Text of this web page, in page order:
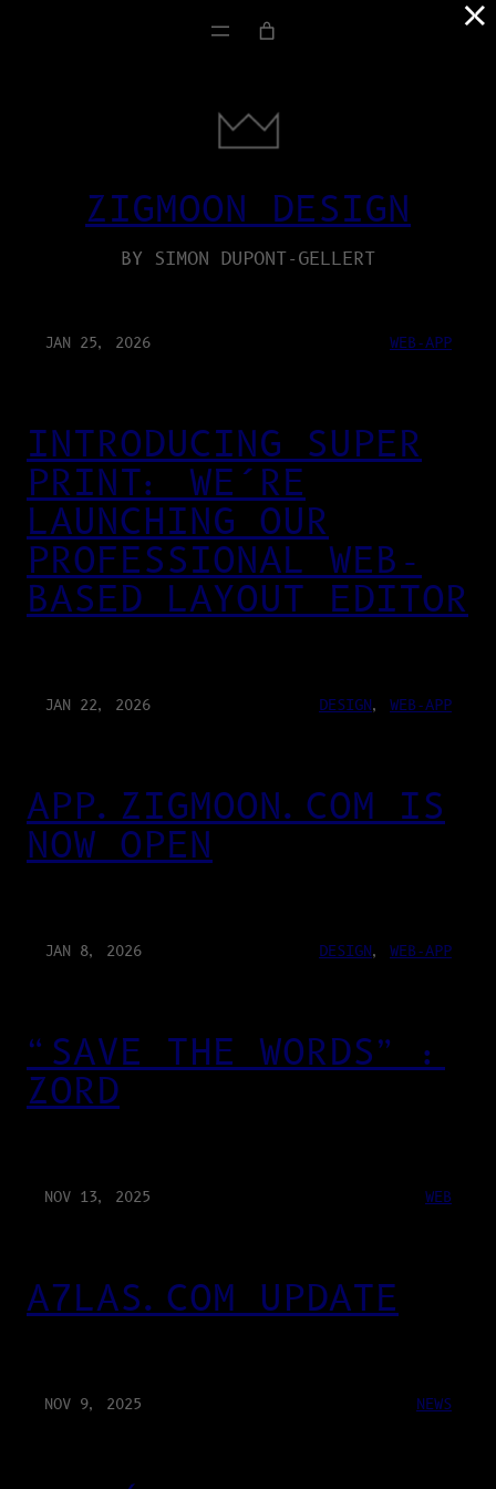
ZIGMOON DESIGN
BY SIMON DUPONT-GELLERT
JAN 25, 2026 WEB-APP
INTRODUCING SUPER
PRINT: WE’RE
LAUNCHING OUR
PROFESSIONAL WEB-
BASED LAYOUT EDITOR
JAN 22, 2026 DESIGN, WEB-APP
APP.ZIGMOON.COM IS
NOW OPEN
JAN 8, 2026 DESIGN, WEB-APP
“SAVE THE WORDS” :
ZORD
NOV 13, 2025 WEB
A7LAS.COM UPDATE
NOV 9, 2025 NEWS
×